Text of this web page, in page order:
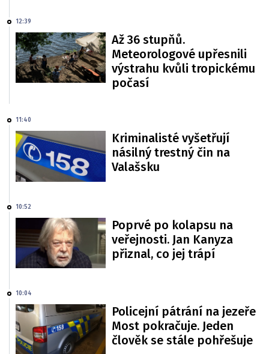
12:39
Až 36 stupňů.
Meteorologové upřesnili
výstrahu kvůli tropickému
počasí
11:40
Kriminalisté vyšetřují
násilný trestný čin na
Valašsku
10:52
Poprvé po kolapsu na
veřejnosti. Jan Kanyza
přiznal, co jej trápí
10:04
Policejní pátrání na jezeře
Most pokračuje. Jeden
člověk se stále pohřešuje